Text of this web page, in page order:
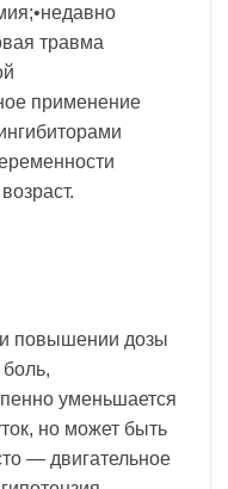
травма
применение
повышении дозы
уменьшается
но может быть
— двигательное